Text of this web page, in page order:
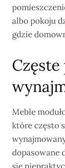
albo pokoju
gdzie
Meble
które często
dopasowane